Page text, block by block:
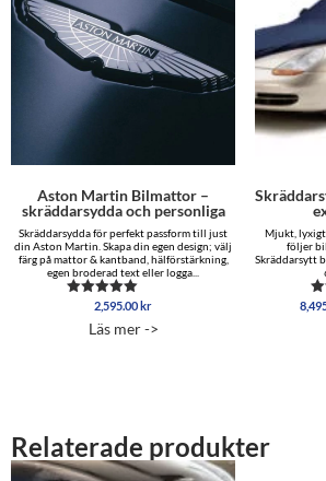
Aston Martin Bilmattor –
skräddarsydda och personliga
Skräddarsydda för perfekt passform till just
din Aston Martin. Skapa din egen design; välj
färg på mattor & kantband, hälförstärkning,
egen broderad text eller logga...
Betygsatt
av 5
2,595.00 kr
Läs mer ->
Mjukt,
följer
Skräddarsytt
Relaterade produkter